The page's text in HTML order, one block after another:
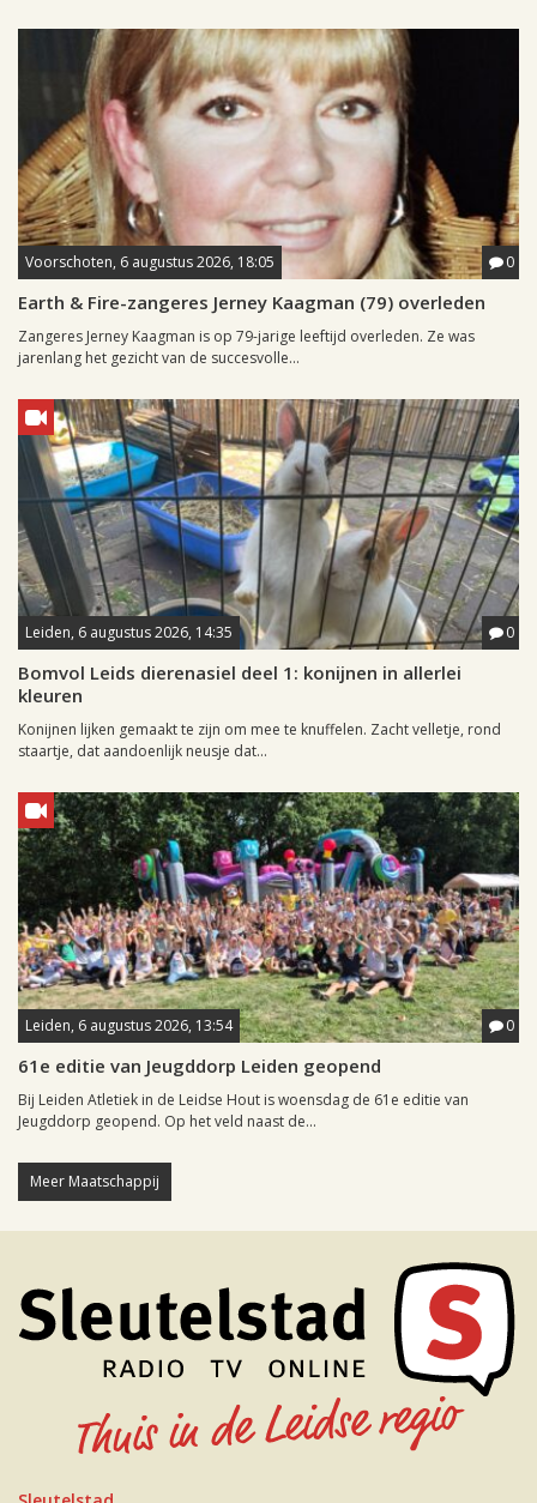
Voorschoten, 6 augustus 2026, 18:05 0
Earth & Fire-zangeres Jerney Kaagman (79) overleden
Zangeres Jerney Kaagman is op 79-jarige leeftijd overleden. Ze was
jarenlang het gezicht van de succesvolle...
Leiden, 6 augustus 2026, 14:35 0
Bomvol Leids dierenasiel deel 1: konijnen in allerlei
kleuren
Konijnen lijken gemaakt te zijn om mee te knuffelen. Zacht velletje, rond
staartje, dat aandoenlijk neusje dat...
Leiden, 6 augustus 2026, 13:54 0
61e editie van Jeugddorp Leiden geopend
Bij Leiden Atletiek in de Leidse Hout is woensdag de 61e editie van
Jeugddorp geopend. Op het veld naast de...
Meer Maatschappij